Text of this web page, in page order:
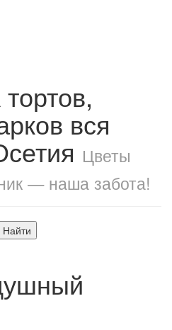
вся
Цветы
— наша забота!
Найти